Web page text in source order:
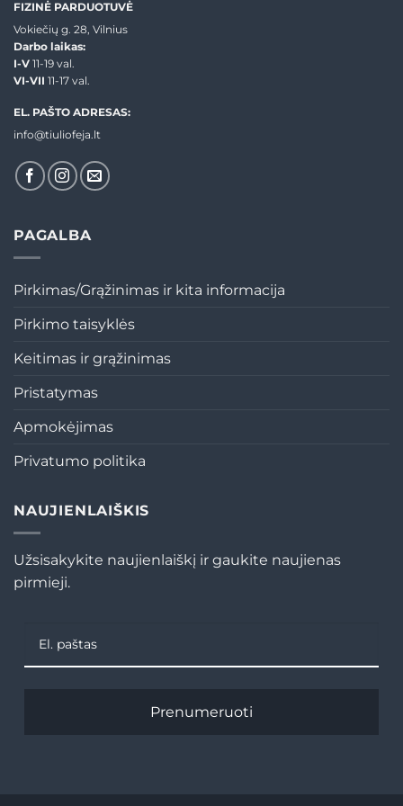
FIZINĖ PARDUOTUVĖ
Vokiečių g. 28, Vilnius
Darbo laikas:
I-V 11-19 val.
VI-VII 11-17 val.
EL. PAŠTO ADRESAS:
info@tiuliofeja.lt
PAGALBA
Pirkimas/Grąžinimas ir kita informacija
Pirkimo taisyklės
Keitimas ir grąžinimas
Pristatymas
Apmokėjimas
Privatumo politika
NAUJIENLAIŠKIS
Užsisakykite naujienlaiškį ir gaukite naujienas
pirmieji.
Prenumeruoti